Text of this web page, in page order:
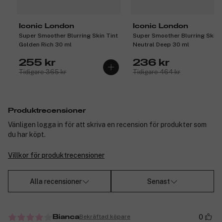
Iconic London
Super Smoother Blurring Skin Tint
Golden Rich 30 ml
255 kr
Tidigare 365 kr
Iconic London
Super Smoother Blurring Skin
Neutral Deep 30 ml
236 kr
Tidigare 464 kr
Produktrecensioner
Vänligen logga in för att skriva en recension för produkter som
du har köpt.
Villkor för produktrecensioner
Alla recensioner Senast
BiancaBekräftad köpare 0